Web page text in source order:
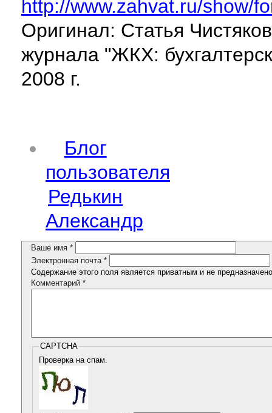
http://www.zahvat.ru/show/
Оригинал: Статья
журнала "ЖКХ:
2008 г.
Блог
пользователя
Редькин
Александр
Ваше имя *
Электронная почта *
Содержание этого поля является приватным и не
Комментарий *
CAPTCHA
Проверка на спам.